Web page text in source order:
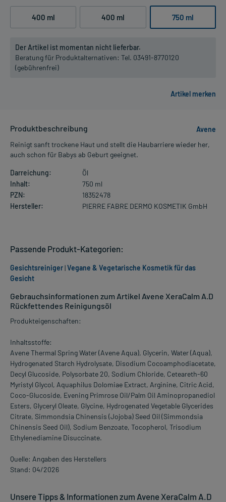
400 ml 400 ml 750 ml
Der Artikel ist momentan nicht lieferbar.
Beratung für Produktalternativen: Tel. 03491-8770120
(gebührenfrei)
Produktbeschreibung
Avene
Reinigt sanft trockene Haut und stellt die Haubarriere wieder her,
auch schon für Babys ab Geburt geeignet.
Darreichung:
Öl
Inhalt:
750 ml
PZN:
18352478
Hersteller:
PIERRE FABRE DERMO KOSMETIK GmbH
Gebrauchsinformationen zum Artikel Avene XeraCalm A.D
Rückfettendes Reinigungsöl
Produkteigenschaften:
Inhaltsstoffe:
Avene Thermal Spring Water (Avene Aqua), Glycerin, Water (Aqua),
Hydrogenated Starch Hydrolysate, Disodium Cocoamphodiacetate,
Decyl Glucoside, Polysorbate 20, Sodium Chloride, Ceteareth-60
Myristyl Glycol, Aquaphilus Dolomiae Extract, Arginine, Citric Acid,
Coco-Glucoside, Evening Primrose Oil/Palm Oil Aminopropanediol
Esters, Glyceryl Oleate, Glycine, Hydrogenated Vegetable Glycerides
Citrate, Simmondsia Chinensis (Jojoba) Seed Oil (Simmondsia
Chinensis Seed Oil), Sodium Benzoate, Tocopherol, Trisodium
Ethylenediamine Disuccinate.
Quelle: Angaben des Herstellers
Stand: 04/2026
Unsere Tipps & Informationen zum Avene XeraCalm A.D
Passende Produkt-Kategorien:
Gesichtsreiniger|Vegane & Vegetarische Kosmetik für das
Gesicht